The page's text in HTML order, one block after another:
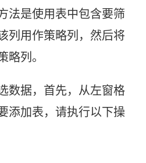
法是使用表中包含要筛
列用作策略列，然后将
略列。
数据，首先，从左窗格
添加表，请执行以下操